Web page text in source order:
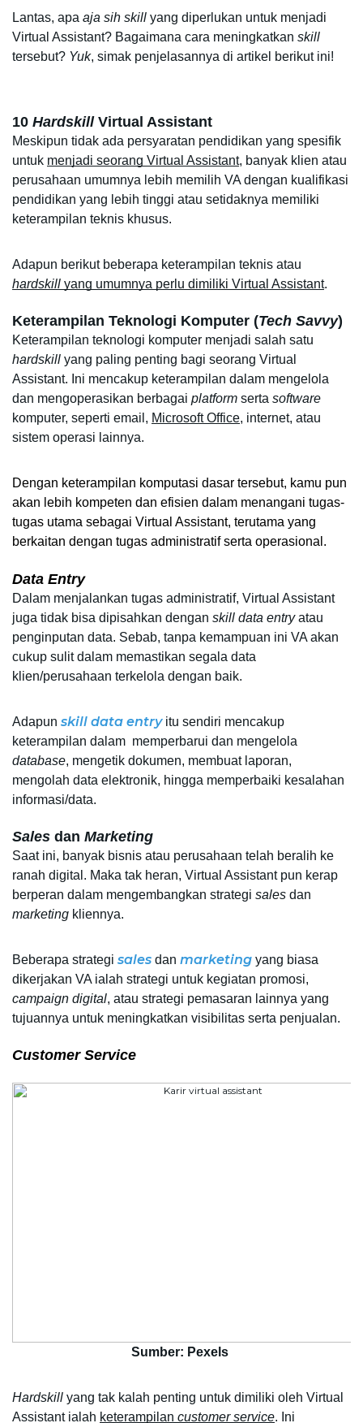
Lantas, apa aja sih skill yang diperlukan untuk menjadi
Virtual Assistant? Bagaimana cara meningkatkan
tersebut? Yuk, simak penjelasannya di artikel berikut ini!
10 Hardskill Virtual Assistant
Meskipun tidak ada persyaratan pendidikan yang spesifik
untuk menjadi seorang Virtual Assistant, banyak klien atau
perusahaan umumnya lebih memilih VA dengan kualifikasi
pendidikan yang lebih tinggi atau setidaknya memiliki
keterampilan teknis khusus.
hardskill yang umumnya perlu dimiliki Virtual Assistant.
Keterampilan Teknologi Komputer (Tech Savvy)
hardskill yang paling penting bagi seorang Virtual
Assistant. Ini mencakup keterampilan dalam mengelola
dan mengoperasikan berbagai platform serta software
komputer, seperti email, Microsoft Office, internet, atau
sistem operasi lainnya.
Dengan keterampilan komputasi dasar tersebut, kamu pun
akan lebih kompeten dan efisien dalam menangani tugas-
tugas utama sebagai Virtual Assistant, terutama yang
berkaitan dengan tugas administratif serta operasional.
Data Entry
Dalam menjalankan tugas administratif, Virtual Assistant
juga tidak bisa dipisahkan dengan skill data entry atau
penginputan data. Sebab, tanpa kemampuan ini VA akan
cukup sulit dalam memastikan segala data
klien/perusahaan terkelola dengan baik.
Adapun skill data entry itu sendiri mencakup
database, mengetik dokumen, membuat laporan,
mengolah data elektronik, hingga memperbaiki kesalahan
informasi/data.
Sales dan Marketing
Saat ini, banyak bisnis atau perusahaan telah beralih ke
ranah digital. Maka tak heran, Virtual Assistant pun kerap
berperan dalam mengembangkan strategi sales
marketing kliennya.
Beberapa strategi sales dan marketing yang biasa
campaign digital, atau strategi pemasaran lainnya yang
tujuannya untuk meningkatkan visibilitas serta penjualan.
Customer Service
Sumber: Pexels
Hardskill yang tak kalah penting untuk dimiliki oleh Virtual
Assistant ialah keterampilan customer service. Ini